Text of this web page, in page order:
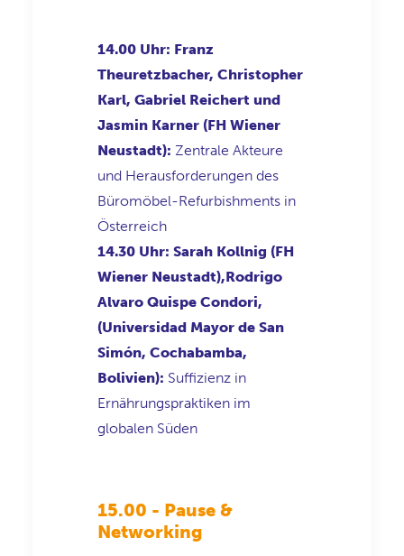
14.00 Uhr: Franz
Theuretzbacher, Christopher
Karl, Gabriel Reichert und
Jasmin Karner (FH Wiener
Neustadt): Zentrale Akteure
und Herausforderungen des
Büromöbel-Refurbishments in
Österreich
14.30 Uhr: Sarah Kollnig (FH
Wiener Neustadt),Rodrigo
Alvaro Quispe Condori,
(Universidad Mayor de San
Simón, Cochabamba,
Bolivien): Suffizienz in
Ernährungspraktiken im
globalen Süden
15.00 - Pause &
Networking